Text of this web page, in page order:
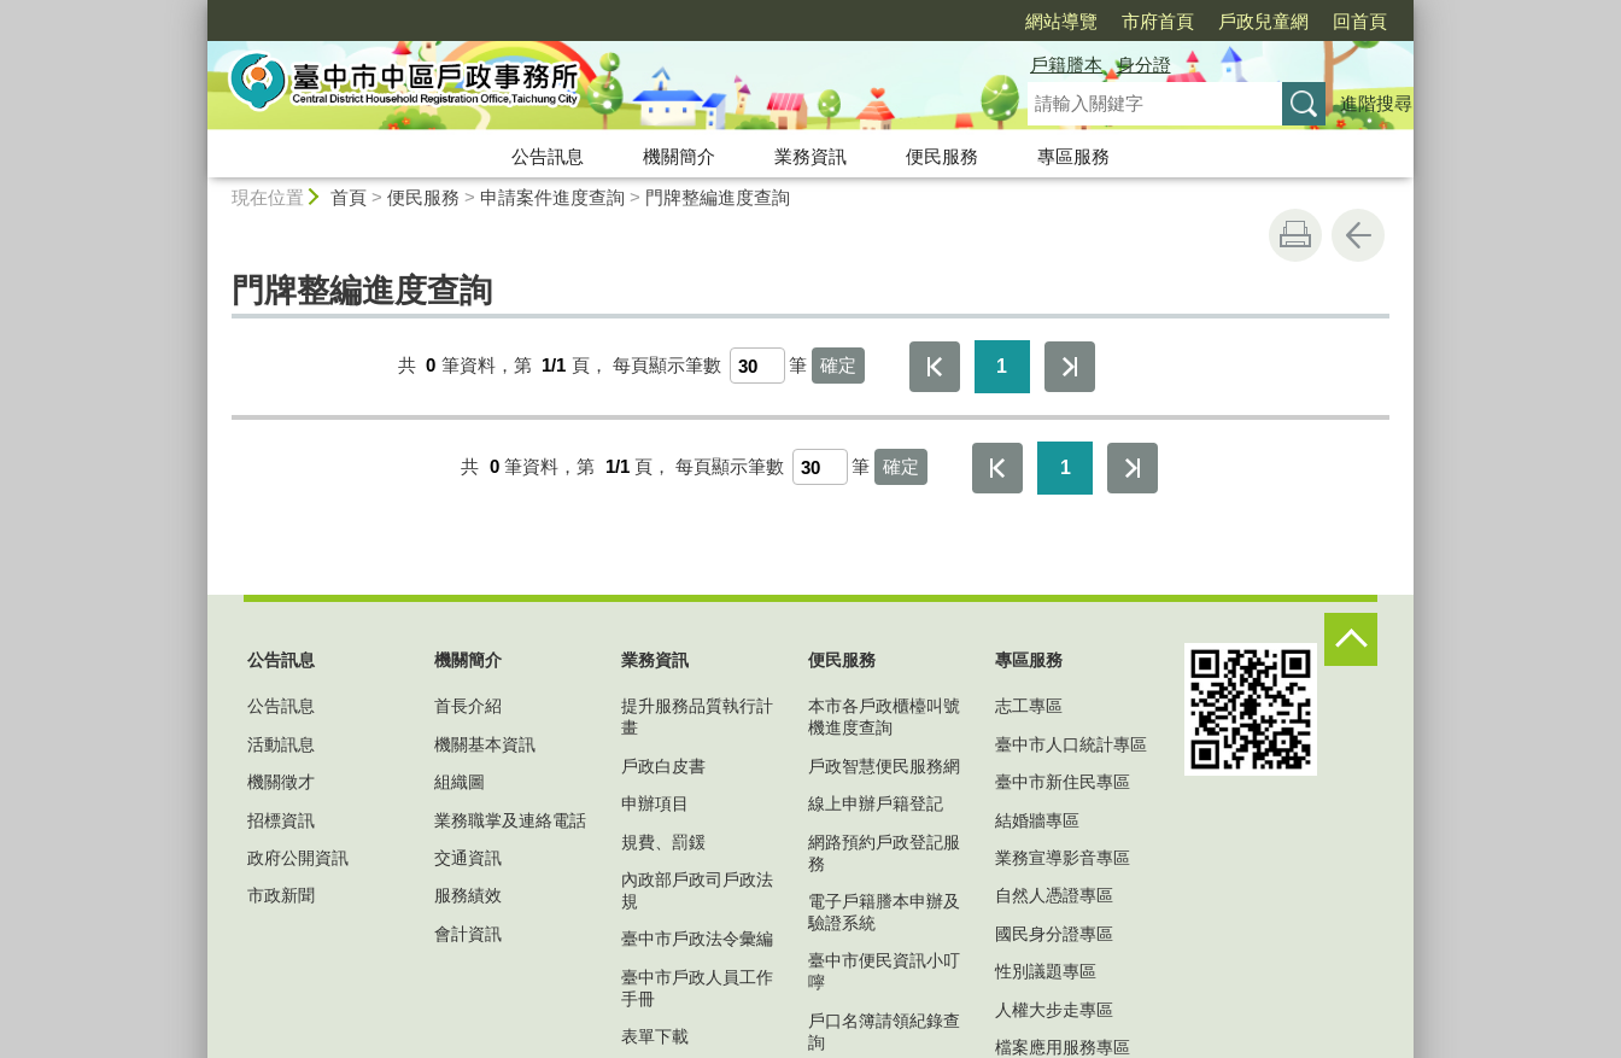
網站導覽 市府首頁 戶政兒童網 回首頁
戶籍謄本
身分證
進階搜尋
公告訊息 機關簡介 業務資訊 便民服務
專區服務
現在位置 首頁> 便民服務 > 申請案件進度查詢 > 門牌整編進度查詢
門牌整編進度查詢
共 0 筆資料，第 1/1 頁， 每頁顯示筆數 筆 1
共 0 筆資料，第 1/1 頁， 每頁顯示筆數 筆 1
公告訊息
公告訊息
活動訊息
機關徵才
招標資訊
政府公開資訊
市政新聞
機關簡介
首長介紹
機關基本資訊
組織圖
業務職掌及連絡電話
交通資訊
服務績效
會計資訊
業務資訊
提升服務品質執行計
畫
戶政白皮書
申辦項目
規費、罰鍰
內政部戶政司戶政法
規
臺中市戶政法令彙編
臺中市戶政人員工作
手冊
表單下載
便民服務
本市各戶政櫃檯叫號
機進度查詢
戶政智慧便民服務網
線上申辦戶籍登記
網路預約戶政登記服
務
電子戶籍謄本申辦及
驗證系統
臺中市便民資訊小叮
嚀
戶口名簿請領紀錄查
詢
專區服務
志工專區
臺中市人口統計專區
臺中市新住民專區
結婚牆專區
業務宣導影音專區
自然人憑證專區
國民身分證專區
性別議題專區
人權大步走專區
檔案應用服務專區